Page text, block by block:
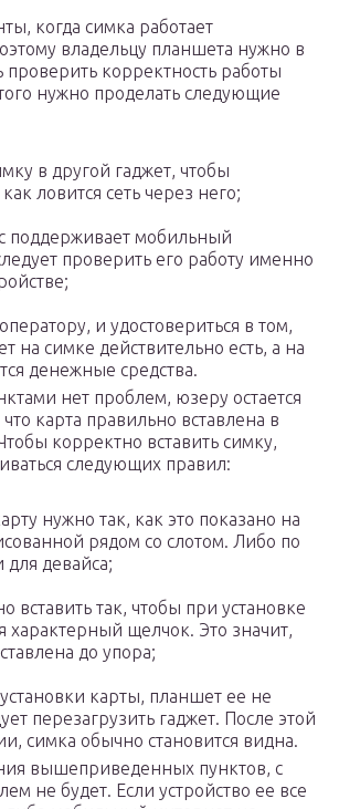
когда симка работает
владельцу планшета нужно в
корректность работы
нужно проделать следующие
в другой гаджет, чтобы
ловится сеть через него;
поддерживает мобильный
проверить его работу именно
и удостовериться в том,
на симке действительно есть, а на
денежные средства.
нет проблем, юзеру остается
что карта правильно вставлена в
корректно вставить симку,
следующих правил:
нужно так, как это показано на
рядом со слотом. Либо по
для девайса;
вставить так, чтобы при установке
характерный щелчок. Это значит,
до упора;
карты, планшет ее не
перезагрузить гаджет. После этой
симка обычно становится видна.
вышеприведенных пунктов, с
не будет. Если устройство ее все